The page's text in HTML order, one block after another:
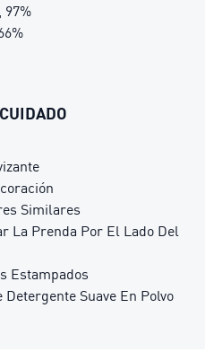
97%
Similares
La Prenda Por El Lado Del
Estampados
Suave En Polvo